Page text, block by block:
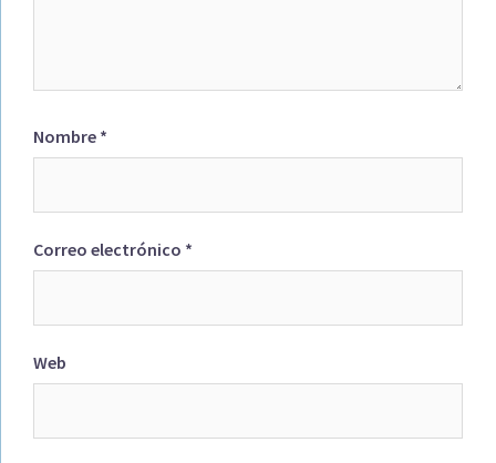
Nombre *
Correo electrónico *
Web